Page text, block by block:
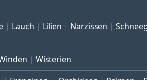
Lauch Lilien Narzissen
Wisterien